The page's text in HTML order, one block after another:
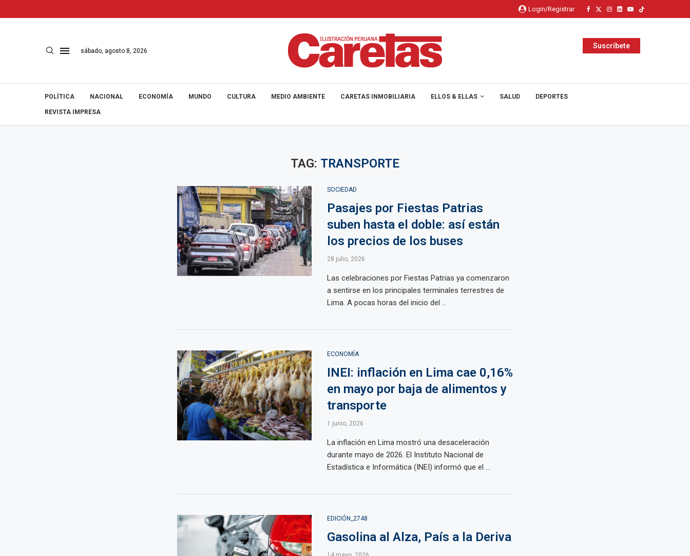
Login/Registrar
sábado, agosto 8, 2026
Suscríbete
POLÍTICA NACIONAL ECONOMÍA MUNDO CULTURA MEDIO AMBIENTE CARETAS INMOBILIARIA ELLOS & ELLAS SALUD DEPORTES
REVISTA IMPRESA
TAG: TRANSPORTE
SOCIEDAD
Pasajes por Fiestas Patrias
suben hasta el doble: así están
los precios de los buses
28 julio, 2026
Las celebraciones por Fiestas Patrias ya comenzaron
a sentirse en los principales terminales terrestres de
Lima. A pocas horas del inicio del ...
ECONOMÍA
INEI: inflación en Lima cae 0,16%
en mayo por baja de alimentos y
transporte
1 junio, 2026
La inflación en Lima mostró una desaceleración
durante mayo de 2026. El Instituto Nacional de
Estadística e Informática (INEI) informó que el ...
EDICIÓN_2748
Gasolina al Alza, País a la Deriva